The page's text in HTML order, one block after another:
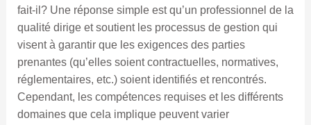
fait-il? Une réponse simple est qu’un professionnel de la
qualité dirige et soutient les processus de gestion qui
visent à garantir que les exigences des parties
prenantes (qu’elles soient contractuelles, normatives,
réglementaires, etc.) soient identifiés et rencontrés.
Cependant, les compétences requises et les différents
domaines que cela implique peuvent varier